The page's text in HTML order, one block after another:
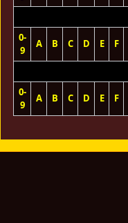
0-
9
A B C D E F
0-
9
A B C D E F